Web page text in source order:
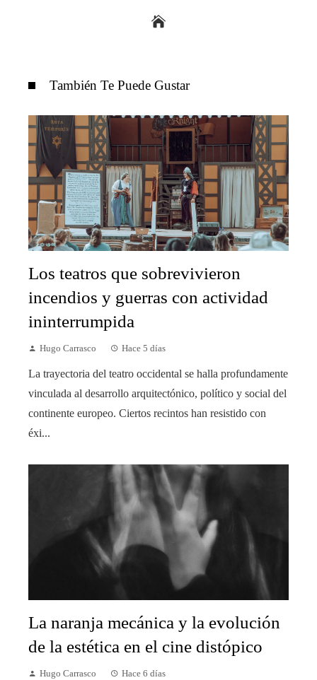
También Te Puede Gustar
Los teatros que sobrevivieron
incendios y guerras con actividad
ininterrumpida
Hugo Carrasco Hace 5 días
La trayectoria del teatro occidental se halla profundamente
vinculada al desarrollo arquitectónico, político y social del
continente europeo. Ciertos recintos han resistido con
éxi...
La naranja mecánica y la evolución
de la estética en el cine distópico
Hugo Carrasco Hace 6 días